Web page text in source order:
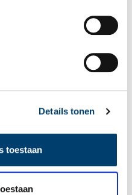
Details tonen
toestaan